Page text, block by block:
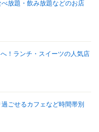
放題・飲み放題などのお店
！ランチ・スイーツの人気店
ごせるカフェなど時間帯別